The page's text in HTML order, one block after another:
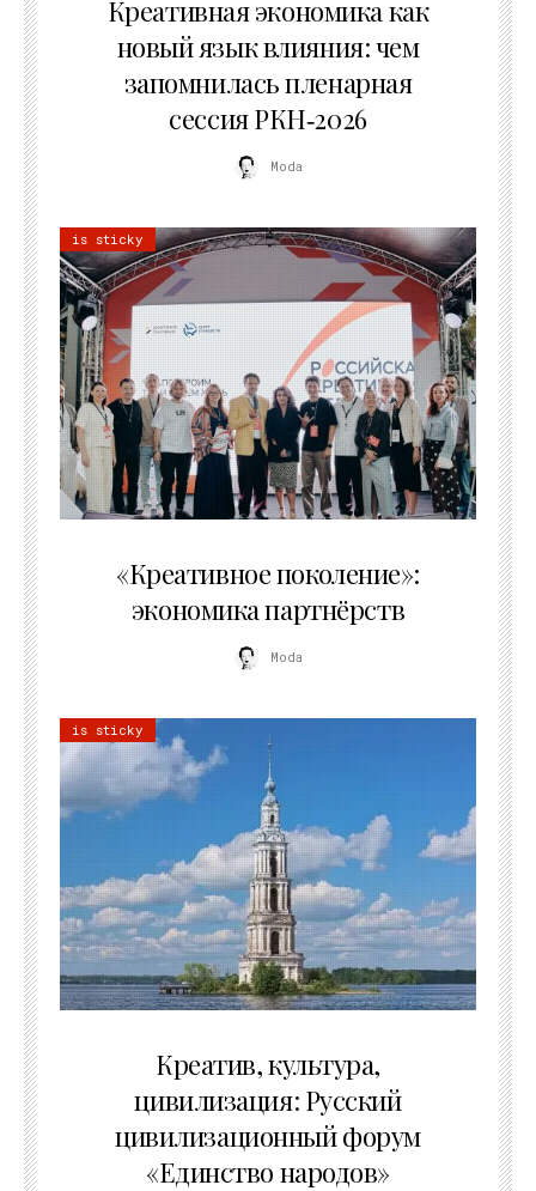
Креативная экономика как
новый язык влияния: чем
запомнилась пленарная
сессия РКН‑2026
Moda
is sticky
«Креативное поколение»:
экономика партнёрств
Moda
is sticky
Креатив, культура,
цивилизация: Русский
цивилизационный форум
«Единство народов»